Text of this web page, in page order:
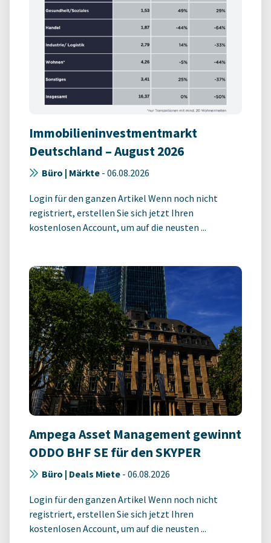
Immobilieninvestmentmarkt
Deutschland – August 2026
Büro | Märkte - 06.08.2026
Login für den ganzen Artikel Wenn noch nicht
registriert, erstellen Sie sich jetzt Ihren
kostenlosen Account, um auf die neusten ...
Ampega Asset Management gewinnt
ODDO BHF SE für den SKYPER
Büro | Deals Miete - 06.08.2026
Login für den ganzen Artikel Wenn noch nicht
registriert, erstellen Sie sich jetzt Ihren
kostenlosen Account, um auf die neusten ...